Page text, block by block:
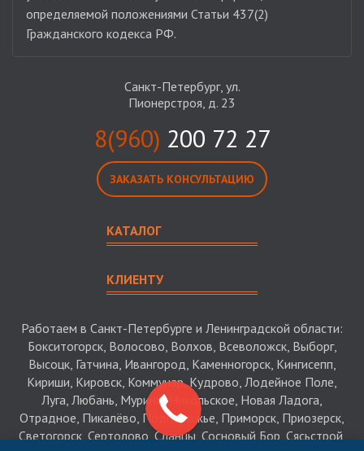
определяемой положениями Статьи 437(2)
Гражданского кодекса РФ.
Санкт-Петербург, ул.
Пионерстроя, д. 23
8(960) 200 72 27
ЗАКАЗАТЬ КОНСУЛЬТАЦИЮ
КАТАЛОГ
КЛИЕНТУ
Работаем в Санкт-Петербурге и Ленинградской области:
Бокситогорск, Волосово, Волхов, Всеволожск, Выборг,
Высоцк, Гатчина, Ивангород, Каменногорск, Кингисепп,
Кириши, Кировск, Коммунар, Кудрово, Лодейное Поле,
Луга, Любань, Мурино, Никольское, Новая Ладога,
Отрадное, Пикалёво, Подпорожье, Приморск, Приозерск,
Светогорск, Сертолово, Сланцы, Сосновый Бор, Сясьстрой,